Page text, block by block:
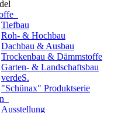
Tiefbau
Roh- & Hochbau
Dachbau & Ausbau
Trockenbau & Dämmstoffe
Garten- & Landschaftsbau
verdeS.
"Schünax" Produktserie
Ausstellung